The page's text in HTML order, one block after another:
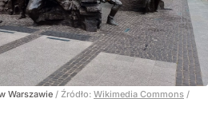
Warszawie / Źródło: Wikimedia Commons /